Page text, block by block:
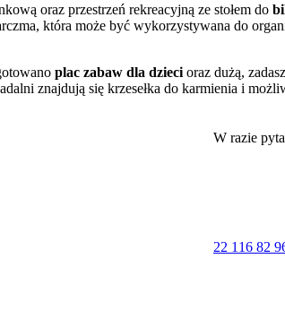
oraz przestrzeń rekreacyjną ze stołem do
która może być wykorzystywana do
plac zabaw dla dzieci oraz dużą,
znajdują się krzesełka do karmienia i
oraz jakość obsługi.
pod Reglami. Lokalizacja umożliwia łatwy
spaceru mieści się zabytkowy Kościół
z możliwością zamówienia dań z diety
W razie
22 116 82